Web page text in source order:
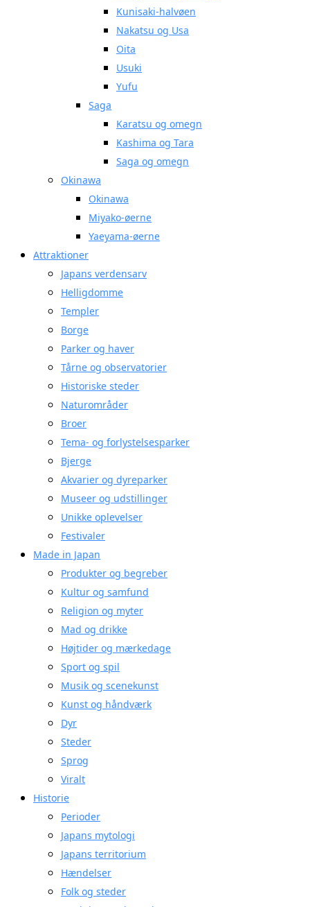
Kunisaki-halvøen
Nakatsu og Usa
Oita
Usuki
Yufu
Saga
Karatsu og omegn
Kashima og Tara
Saga og omegn
Okinawa
Okinawa
Miyako-øerne
Yaeyama-øerne
Attraktioner
Japans verdensarv
Helligdomme
Templer
Borge
Parker og haver
Tårne og observatorier
Historiske steder
Naturområder
Broer
Tema- og forlystelsesparker
Bjerge
Akvarier og dyreparker
Museer og udstillinger
Unikke oplevelser
Festivaler
Made in Japan
Produkter og begreber
Kultur og samfund
Religion og myter
Mad og drikke
Højtider og mærkedage
Sport og spil
Musik og scenekunst
Kunst og håndværk
Dyr
Steder
Sprog
Viralt
Historie
Perioder
Japans mytologi
Japans territorium
Hændelser
Folk og steder